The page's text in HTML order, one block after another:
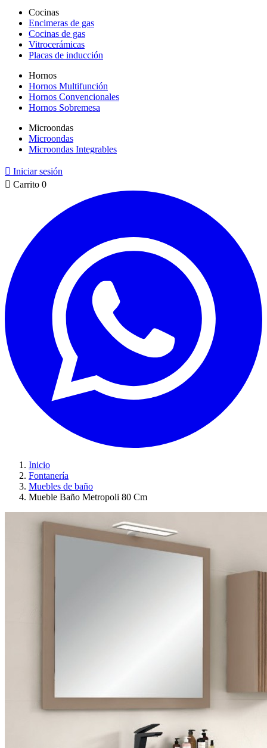
Cocinas
Encimeras de gas
Cocinas de gas
Vitrocerámicas
Placas de inducción
Hornos
Hornos Multifunción
Hornos Convencionales
Hornos Sobremesa
Microondas
Microondas
Microondas Integrables
 Iniciar sesión
 Carrito 0
Inicio
Fontanería
Muebles de baño
Mueble Baño Metropoli 80 Cm